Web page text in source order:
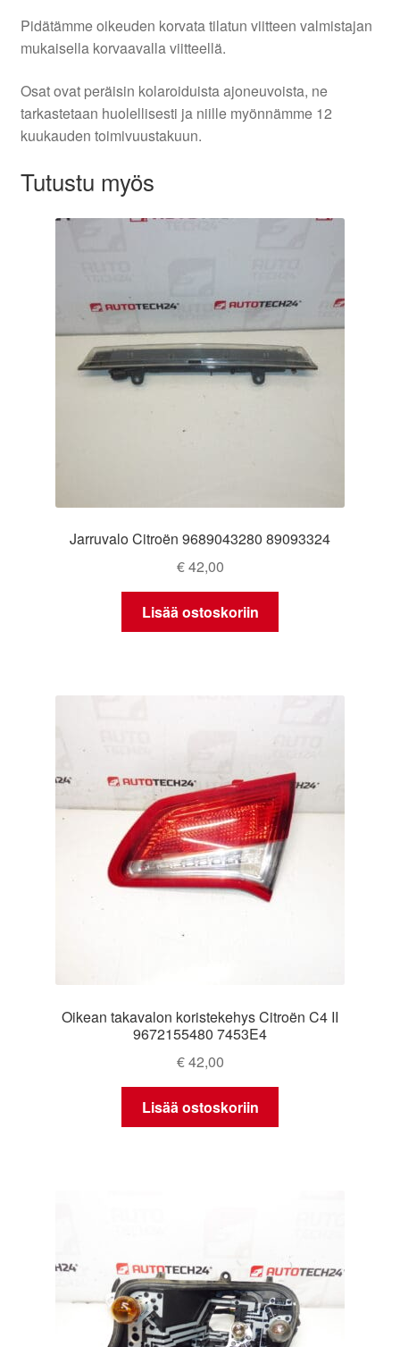
Pidätämme oikeuden korvata tilatun viitteen valmistajan
mukaisella korvaavalla viitteellä.
Osat ovat peräisin kolaroiduista ajoneuvoista, ne
tarkastetaan huolellisesti ja niille myönnämme 12
kuukauden toimivuustakuun.
Tutustu myös
Jarruvalo Citroën 9689043280 89093324
€42,00
Lisää ostoskoriin
Oikean takavalon koristekehys Citroën C4 II
9672155480 7453E4
€42,00
Lisää ostoskoriin